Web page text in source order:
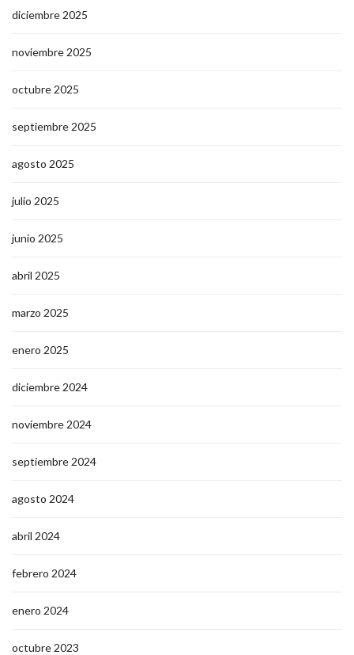
diciembre 2025
noviembre 2025
octubre 2025
septiembre 2025
agosto 2025
julio 2025
junio 2025
abril 2025
marzo 2025
enero 2025
diciembre 2024
noviembre 2024
septiembre 2024
agosto 2024
abril 2024
febrero 2024
enero 2024
octubre 2023